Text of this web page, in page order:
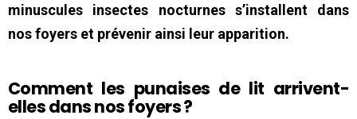
minuscules insectes nocturnes s’installent dans
nos foyers et prévenir ainsi leur apparition.
Comment les punaises de lit arrivent-
elles dans nos foyers ?